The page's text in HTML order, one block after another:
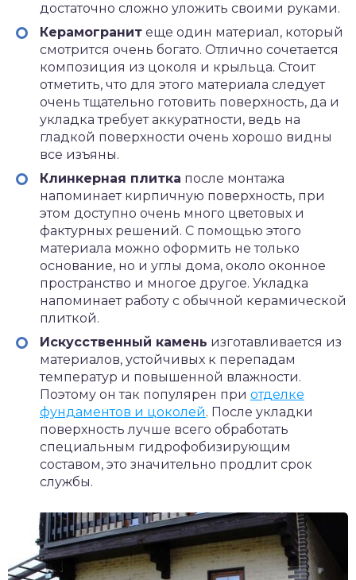
достаточно сложно уложить своими руками.
Керамогранит еще один материал, который
смотрится очень богато. Отлично сочетается
композиция из цоколя и крыльца. Стоит
отметить, что для этого материала следует
очень тщательно готовить поверхность, да и
укладка требует аккуратности, ведь на
гладкой поверхности очень хорошо видны
все изъяны.
Клинкерная плитка после монтажа
напоминает кирпичную поверхность, при
этом доступно очень много цветовых и
фактурных решений. С помощью этого
материала можно оформить не только
основание, но и углы дома, около оконное
пространство и многое другое. Укладка
напоминает работу с обычной керамической
плиткой.
Искусственный камень изготавливается из
материалов, устойчивых к перепадам
температур и повышенной влажности.
Поэтому он так популярен при отделке
фундаментов и цоколей. После укладки
поверхность лучше всего обработать
специальным гидрофобизирующим
составом, это значительно продлит срок
службы.